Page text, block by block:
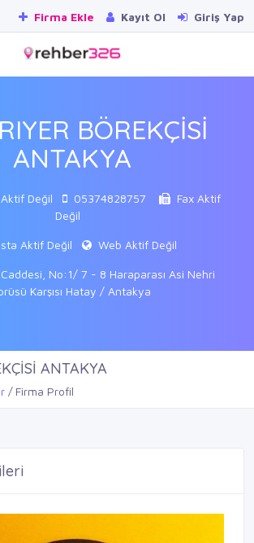
Firma Ekle Kayıt Ol Giriş Yap
BÖREKÇİSİ
ANTAKYA
Değil 05374828757
Fax Aktif
Değil
Aktif Değil Web Aktif Değil
No:1/ 7 - 8 Haraparası Asi Nehri
Karşısı Hatay / Antakya
ANTAKYA
Firma Profil